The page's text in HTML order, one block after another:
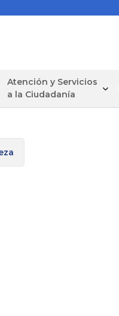
Atención y Servicios
a la Ciudadanía